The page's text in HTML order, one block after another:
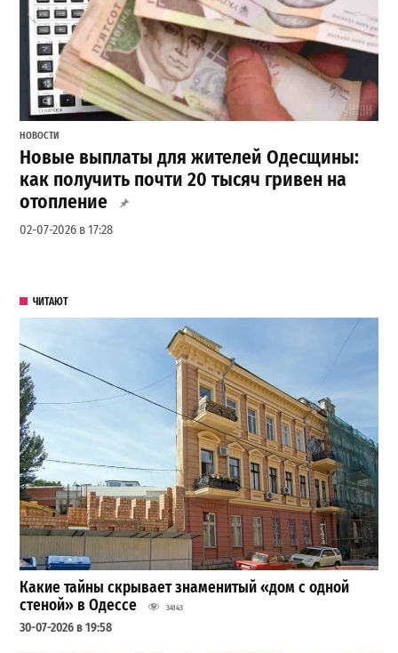
НОВОСТИ
Новые выплаты для жителей Одесщины:
как получить почти 20 тысяч гривен на
отопление
02-07-2026 в 17:28
ЧИТАЮТ
Какие тайны скрывает знаменитый «дом с одной
стеной» в Одессе
34143
30-07-2026 в 19:58